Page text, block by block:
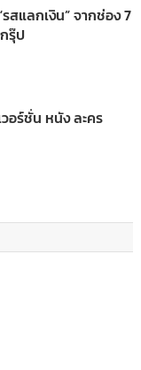
สแลกเงิน” จากช่อง 7
รุ๊ป
อร์ชั่น หนัง ละคร